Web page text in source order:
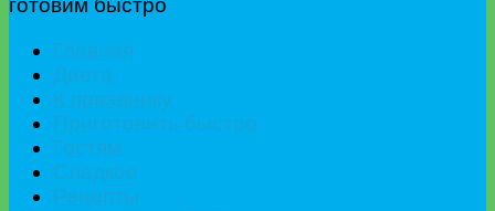
готовим быстро